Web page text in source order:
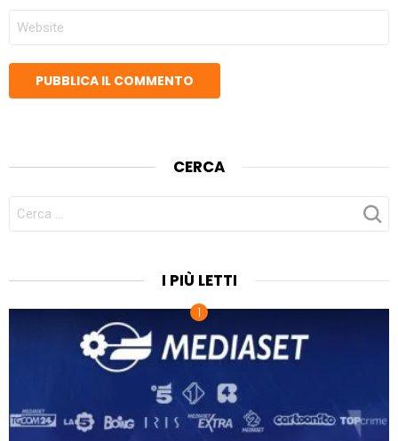
WEB
CERCA
PER:
I PIÙ LETTI